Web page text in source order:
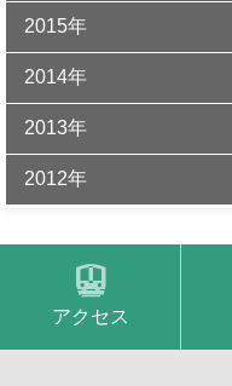
2015年
2014年
2013年
2012年
アクセス